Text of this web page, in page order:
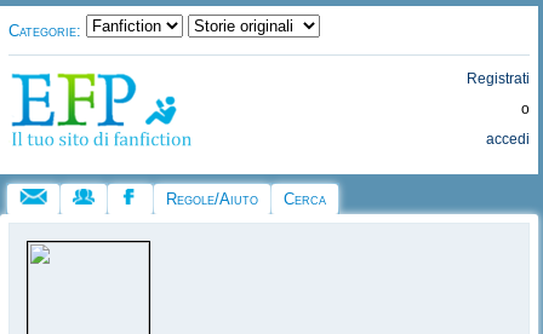
Categorie:
Registrati
o
accedi
Regole/Aiuto Cerca